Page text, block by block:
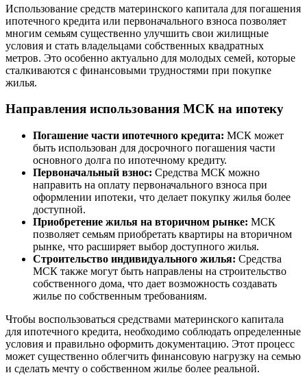
Использование средств материнского капитала для погашения
ипотечного кредита или первоначального взноса позволяет
многим семьям существенно улучшить свои жилищные
условия и стать владельцами собственных квадратных
метров. Это особенно актуально для молодых семей, которые
сталкиваются с финансовыми трудностями при покупке
жилья.
Направления использования МСК на ипотеку
Погашение части ипотечного кредита: МСК может
быть использован для досрочного погашения части
основного долга по ипотечному кредиту.
Первоначальный взнос: Средства МСК можно
направить на оплату первоначального взноса при
оформлении ипотеки, что делает покупку жилья более
доступной.
Приобретение жилья на вторичном рынке: МСК
позволяет семьям приобретать квартиры на вторичном
рынке, что расширяет выбор доступного жилья.
Строительство индивидуального жилья: Средства
МСК также могут быть направлены на строительство
собственного дома, что дает возможность создавать
жилье по собственным требованиям.
Чтобы воспользоваться средствами материнского капитала
для ипотечного кредита, необходимо соблюдать определенные
условия и правильно оформить документацию. Этот процесс
может существенно облегчить финансовую нагрузку на семью
и сделать мечту о собственном жилье более реальной.